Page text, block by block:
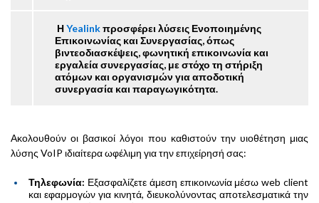
ΗYealinkπροσφέρει λύσεις Ενοποιημένης
Επικοινωνίας και Συνεργασίας, όπως
βιντεοδιασκέψεις, φωνητική επικοινωνία και
εργαλεία συνεργασίας, με στόχο τη στήριξη
ατόμων και οργανισμών για αποδοτική
συνεργασία και παραγωγικότητα.
Ακολουθούν οι βασικοί λόγοι που καθιστούν την υιοθέτηση μιας
λύσης VoIP ιδιαίτερα ωφέλιμη για την επιχείρησή σας:
Τηλεφωνία: Εξασφαλίζετε άμεση επικοινωνία μέσω web client
και εφαρμογών για κινητά, διευκολύνοντας αποτελεσματικά την